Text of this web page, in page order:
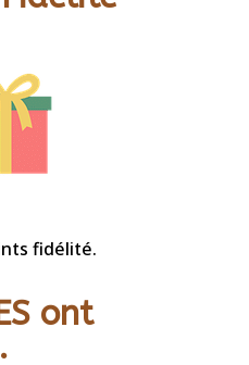
fidélité.
ont